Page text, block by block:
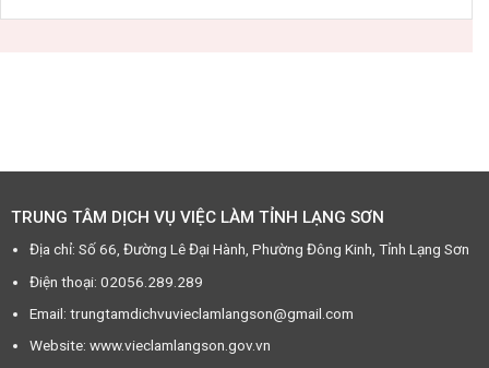
TRUNG TÂM DỊCH VỤ VIỆC LÀM TỈNH LẠNG SƠN
Địa chỉ: Số 66, Đường Lê Đại Hành, Phường Đông Kinh, Tỉnh Lạng Sơn
Điện thoại: 02056.289.289
Email: trungtamdichvuvieclamlangson@gmail.com
Website: www.vieclamlangson.gov.vn